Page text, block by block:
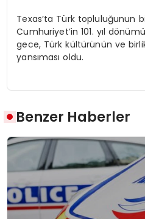
Texas’ta Türk topluluğunun
Cumhuriyet’in 101. yıl
gece, Türk kültürünün ve
yansıması oldu.
Benzer Haberler